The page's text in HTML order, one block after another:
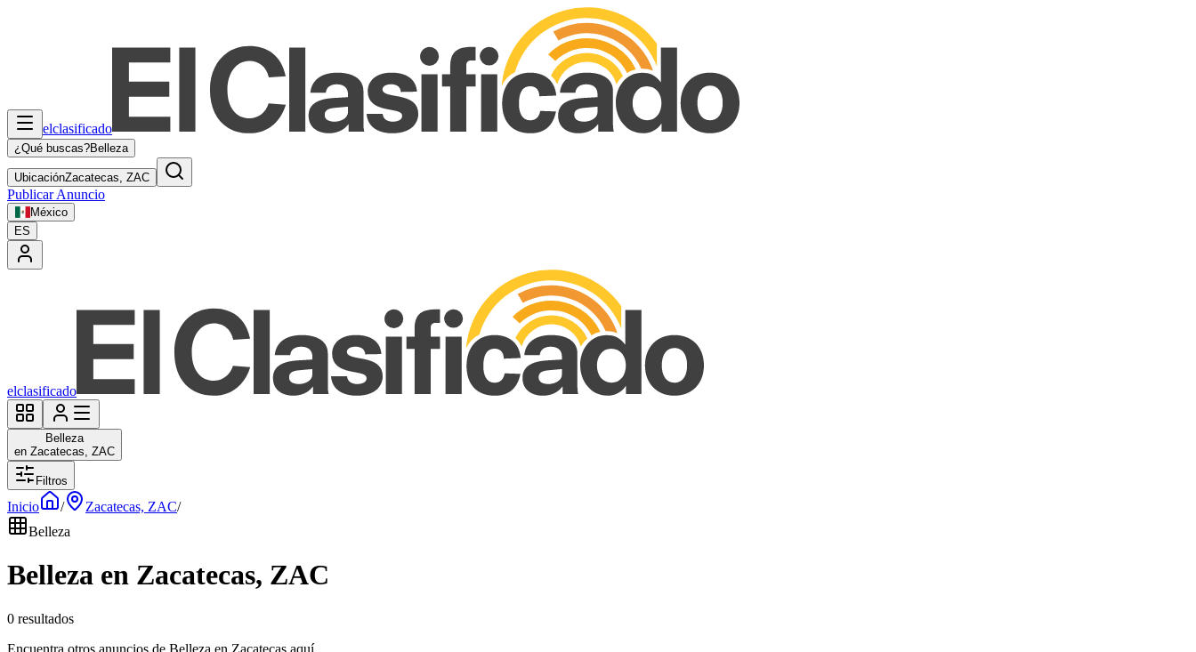
elclasificado
¿Qué buscas?Belleza
UbicaciónZacatecas, ZAC
Publicar Anuncio
México
ES
elclasificado
Belleza
en Zacatecas, ZAC
Filtros
Inicio / Zacatecas, ZAC/
Belleza
Belleza en Zacatecas, ZAC
0 resultados
Encuentra otros anuncios de Belleza en Zacatecas aquí.